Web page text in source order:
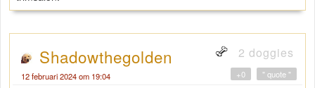
Shadowthegolden 2 doggies
12 februari 2024 om 19:04 " quote "
+0